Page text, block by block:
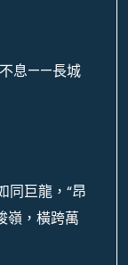
不息——長城
同巨龍，“昂
嶺，橫跨萬